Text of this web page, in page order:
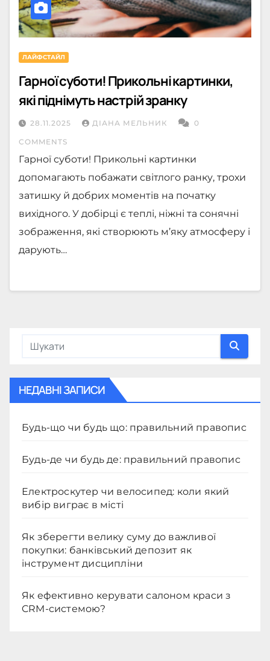
ЛАЙФСТАЙЛ
Гарної суботи! Прикольні картинки,
які піднімуть настрій зранку
28.11.2025 ДІАНА МЕЛЬНИК 0
COMMENTS
Гарної суботи! Прикольні картинки
допомагають побажати світлого ранку, трохи
затишку й добрих моментів на початку
вихідного. У добірці є теплі, ніжні та сонячні
зображення, які створюють м’яку атмосферу і
дарують…
НЕДАВНІ ЗАПИСИ
Будь-що чи будь що: правильний правопис
Будь-де чи будь де: правильний правопис
Електроскутер чи велосипед: коли який
вибір виграє в місті
Як зберегти велику суму до важливої
покупки: банківський депозит як
інструмент дисципліни
Як ефективно керувати салоном краси з
CRM-системою?